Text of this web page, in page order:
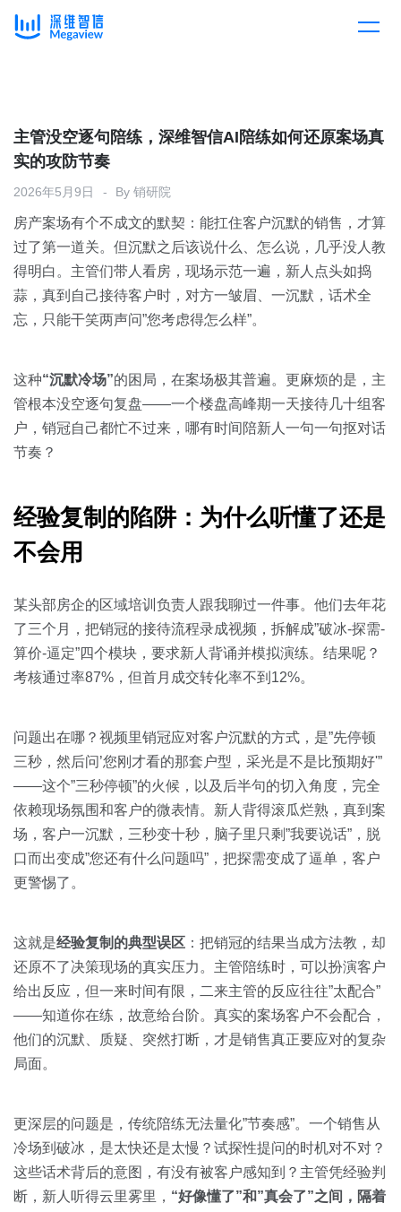
产品总览
产品集成
下载客户端
解决方案
按行业
企业服务
消费医疗
教育
汽车
房地产
按角色
销售人员
销售管理
按业务场景
培训辅导
客户案例
开放平台
定价
资源中心
销售会话智能
关于我们
主管没空逐句陪练，深维智信AI陪练如何还原案场真
实的攻防节奏
2026年5月9日 By 销研院
房产案场有个不成文的默契：能扛住客户沉默的销售，才算
过了第一道关。但沉默之后该说什么、怎么说，几乎没人教
得明白。主管们带人看房，现场示范一遍，新人点头如捣
蒜，真到自己接待客户时，对方一皱眉、一沉默，话术全
忘，只能干笑两声问”您考虑得怎么样”。
这种“沉默冷场”的困局，在案场极其普遍。更麻烦的是，主
管根本没空逐句复盘——一个楼盘高峰期一天接待几十组客
户，销冠自己都忙不过来，哪有时间陪新人一句一句抠对话
节奏？
经验复制的陷阱：为什么听懂了还是
不会用
某头部房企的区域培训负责人跟我聊过一件事。他们去年花
了三个月，把销冠的接待流程录成视频，拆解成”破冰-探需-
算价-逼定”四个模块，要求新人背诵并模拟演练。结果呢？
考核通过率87%，但首月成交转化率不到12%。
问题出在哪？视频里销冠应对客户沉默的方式，是”先停顿
三秒，然后问’您刚才看的那套户型，采光是不是比预期好'”
——这个”三秒停顿”的火候，以及后半句的切入角度，完全
依赖现场氛围和客户的微表情。新人背得滚瓜烂熟，真到案
场，客户一沉默，三秒变十秒，脑子里只剩”我要说话”，脱
口而出变成”您还有什么问题吗”，把探需变成了逼单，客户
更警惕了。
这就是经验复制的典型误区 ：把销冠的结果当成方法教，却
还原不了决策现场的真实压力。主管陪练时，可以扮演客户
给出反应，但一来时间有限，二来主管的反应往往”太配合”
——知道你在练，故意给台阶。真实的案场客户不会配合，
他们的沉默、质疑、突然打断，才是销售真正要应对的复杂
局面。
更深层的问题是，传统陪练无法量化”节奏感”。一个销售从
冷场到破冰，是太快还是太慢？试探性提问的时机对不对？
这些话术背后的意图，有没有被客户感知到？主管凭经验判
断，新人听得云里雾里， “好像懂了”和”真会了”之间，隔着